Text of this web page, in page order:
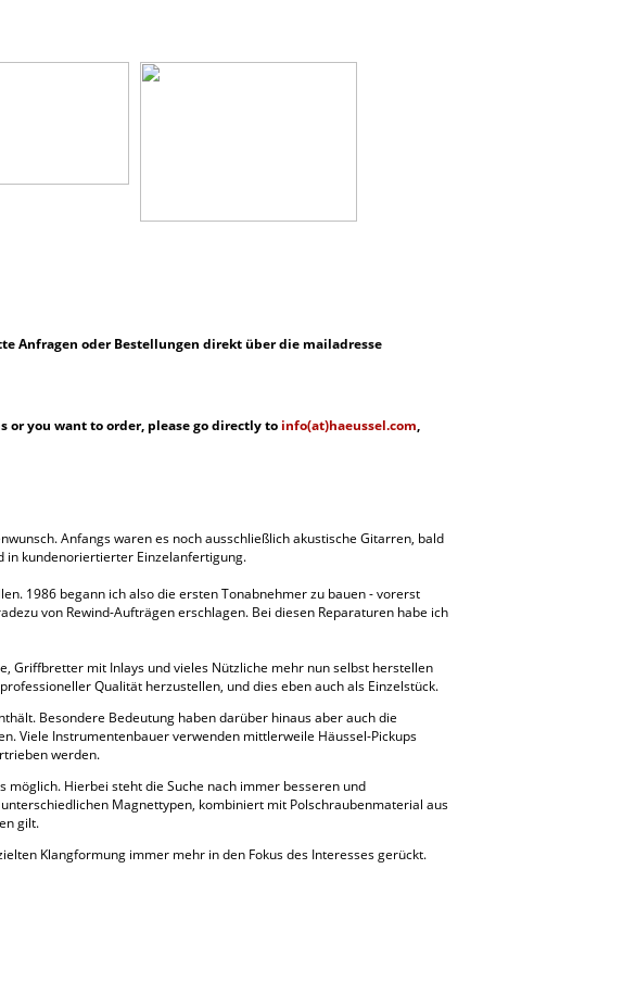
Anfragen oder Bestellungen direkt über die mailadresse
or you want to order, please go directly to info(at)haeussel.com,
Anfangs waren es noch ausschließlich akustische Gitarren, bald
in kundenoriertierter Einzelanfertigung.
1986 begann ich also die ersten Tonabnehmer zu bauen - vorerst
von Rewind-Aufträgen erschlagen. Bei diesen Reparaturen habe ich
Griffbretter mit Inlays und vieles Nützliche mehr nun selbst herstellen
Qualität herzustellen, und dies eben auch als Einzelstück.
Besondere Bedeutung haben darüber hinaus aber auch die
Viele Instrumentenbauer verwenden mittlerweile Häussel-Pickups
werden.
Hierbei steht die Suche nach immer besseren und
Magnettypen, kombiniert mit Polschraubenmaterial aus
gilt.
Klangformung immer mehr in den Fokus des Interesses gerückt.